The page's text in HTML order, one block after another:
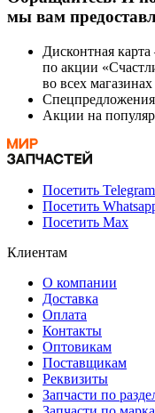
мы вам
Дисконтная
по акции
во всех
Акции на
Посетить Telegram
Посетить
Посетить Max
Клиентам
О компании
Доставка
Оплата
Контакты
Оптовикам
Поставщикам
Реквизиты
Запчасти по